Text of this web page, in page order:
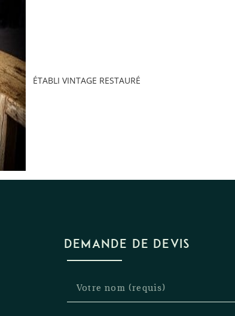
ÉTABLI VINTAGE RESTAURÉ
DEMANDE DE DEVIS